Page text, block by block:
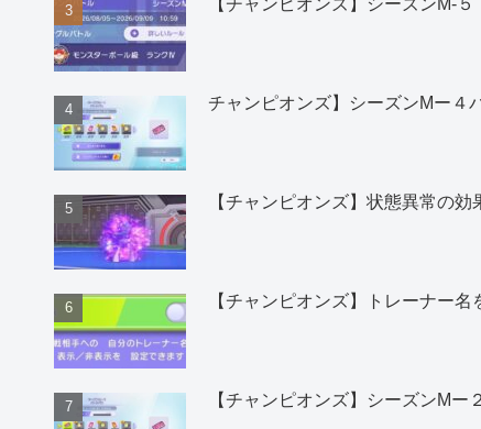
【チャンピオンズ】シーズンM-
チャンピオンズ】シーズンMー４
【チャンピオンズ】状態異常の効
【チャンピオンズ】トレーナー
【チャンピオンズ】シーズンMー